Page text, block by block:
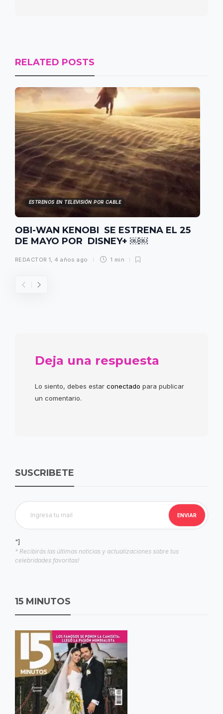
RELATED POSTS
ESTRENOS EN TELEVISIÓN POR CABLE
OBI-WAN KENOBI SE ESTRENA EL 25
DE MAYO POR DISNEY+ ￼￼
REDACTOR 1 4 años ago 1 min
Deja una respuesta
Lo siento, debes estar conectado para publicar
un comentario.
SUSCRIBETE
"]
* Recibirás las últimas noticias y actualizaciones sobre tus
celebridades favoritas!
15 MINUTOS